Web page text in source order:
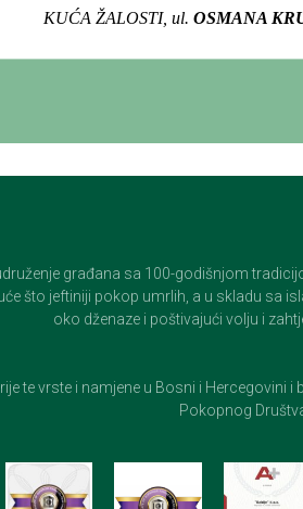
KUĆA ŽALOSTI, ul. OSMANA
građana sa 100-godišnjom
što jeftiniji pokop umrlih, a u skladu sa
oko dženaze i poštivajući volju i
te vrste i namjene u Bosni i Hercegovini
Pokopnog Društva